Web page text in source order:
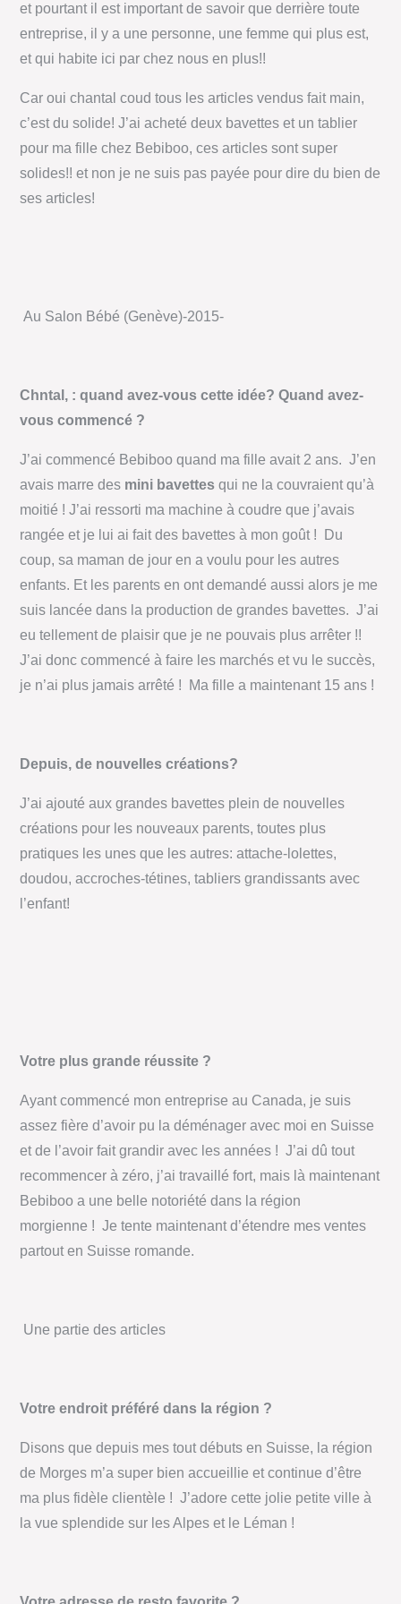
et pourtant il est important de savoir que derrière toute
entreprise, il y a une personne, une femme qui plus est,
et qui habite ici par chez nous en plus!!
Car oui chantal coud tous les articles vendus fait main,
c’est du solide! J’ai acheté deux bavettes et un tablier
pour ma fille chez Bebiboo, ces articles sont super
solides!! et non je ne suis pas payée pour dire du bien de
ses articles!
Au Salon Bébé (Genève)-2015-
Chntal, : quand avez-vous cette idée? Quand avez-
vous commencé ?
J’ai commencé Bebiboo quand ma fille avait 2 ans. J’en
avais marre des mini bavettes qui ne la couvraient qu’à
moitié ! J’ai ressorti ma machine à coudre que j’avais
rangée et je lui ai fait des bavettes à mon goût ! Du
coup, sa maman de jour en a voulu pour les autres
enfants. Et les parents en ont demandé aussi alors je me
suis lancée dans la production de grandes bavettes. J’ai
eu tellement de plaisir que je ne pouvais plus arrêter !!
J’ai donc commencé à faire les marchés et vu le succès,
je n’ai plus jamais arrêté ! Ma fille a maintenant 15 ans !
Depuis, de nouvelles créations?
J’ai ajouté aux grandes bavettes plein de nouvelles
créations pour les nouveaux parents, toutes plus
pratiques les unes que les autres: attache-lolettes,
doudou, accroches-tétines, tabliers grandissants avec
l’enfant!
Votre plus grande réussite ?
Ayant commencé mon entreprise au Canada, je suis
assez fière d’avoir pu la déménager avec moi en Suisse
et de l’avoir fait grandir avec les années ! J’ai dû tout
recommencer à zéro, j’ai travaillé fort, mais là maintenant
Bebiboo a une belle notoriété dans la région
morgienne ! Je tente maintenant d’étendre mes ventes
partout en Suisse romande.
Une partie des articles
Votre endroit préféré dans la région ?
Disons que depuis mes tout débuts en Suisse, la région
de Morges m’a super bien accueillie et continue d’être
ma plus fidèle clientèle ! J’adore cette jolie petite ville à
la vue splendide sur les Alpes et le Léman !